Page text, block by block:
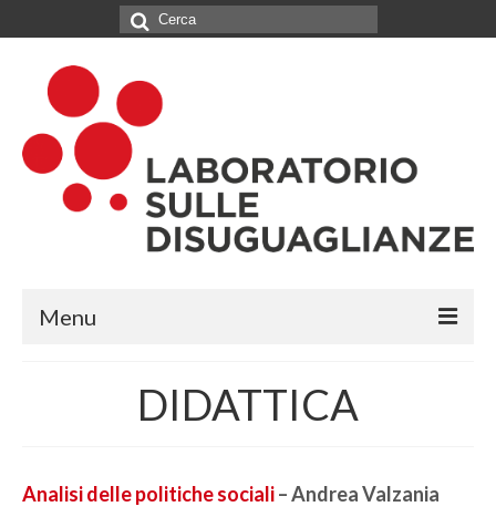
Cerca:
Menu
CHI SIAMODIDATTICA
Analisi delle politiche sociali– Andrea Valzania